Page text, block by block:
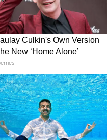
সেন্ট্রাল
নম্বর ছাড়াই
বা
রীতিমতো
যার জন্য
মারাত্মক